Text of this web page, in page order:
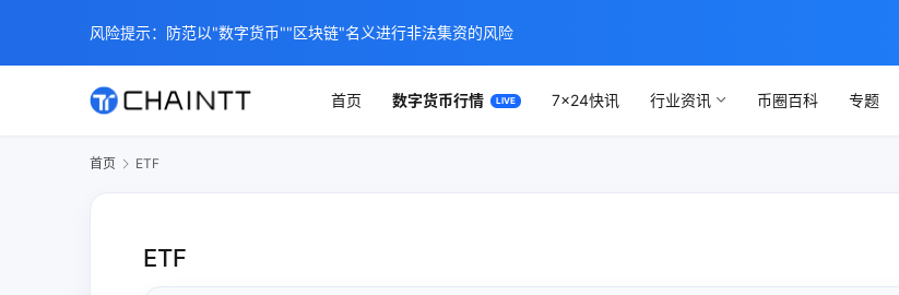
首页 数字货币行情 7×24快讯 行业资讯 币圈百科 专题
首页 ETF
ETF
风险提示：防范以"数字货币""区块链"名义进行非法集资的风险